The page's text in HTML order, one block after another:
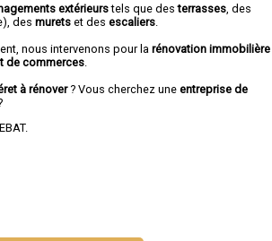
extérieurstels que desterrasses , des
des murets et des escaliers
nous intervenons pour la rénovation
de commerces
à rénover? Vous cherchez une entreprise de